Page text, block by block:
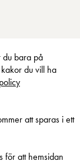
du bara på
du vill ha
att sparas i ett
för att hemsidan